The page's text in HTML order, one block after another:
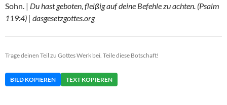
Sohn. | Du hast geboten, fleißig auf deine Befehle zu achten. (Psalm
119:4) | dasgesetzgottes.org
Trage deinen Teil zu Gottes Werk bei. Teile diese Botschaft!
BILD KOPIEREN TEXT KOPIEREN